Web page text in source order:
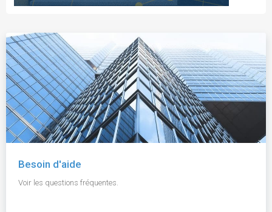
Besoin d'aide
Voir les questions fréquentes.